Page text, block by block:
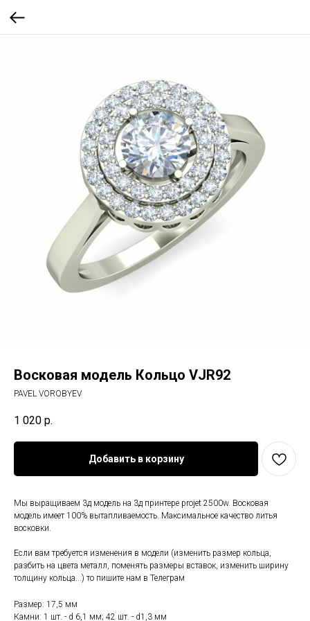
Восковая модель Кольцо VJR92
PAVEL VOROBYEV
1 020 р.
Добавить в корзину
Мы выращиваем 3д модель на 3д принтере projet 2500w. Восковая
модель имеет 100% вытапливаемость. Максимальное качество литья
восковки.
Если вам требуется изменения в модели (изменить размер кольца,
разбить на цвета металл, поменять размеры вставок, изменить ширину
толщину кольца...) то пишите нам в Телеграм
Размер: 17,5 мм
Камни: 1 шт. - d 6,1 мм; 42 шт. - d1,3 мм